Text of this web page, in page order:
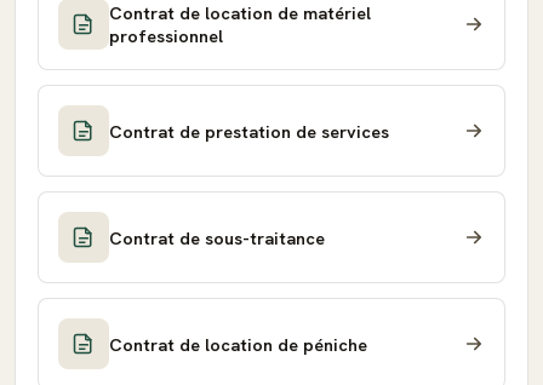
Contrat de location de matériel
professionnel
Contrat de prestation de services
Contrat de sous-traitance
Contrat de location de péniche